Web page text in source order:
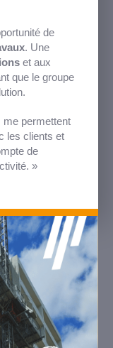
de
. Une
et aux
que le groupe
permettent
les clients et
de
»